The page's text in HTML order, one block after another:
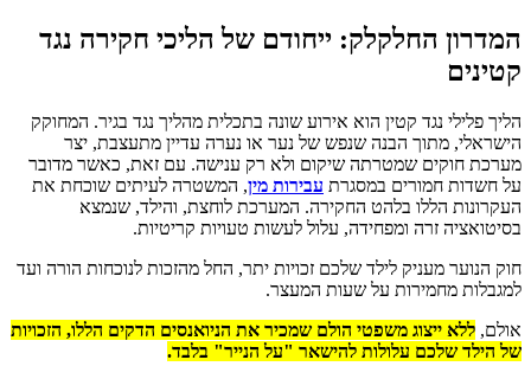
המדרון החלקלק: ייחודם של הליכי חקירה נגד
קטינים
הליך פלילי נגד קטין הוא אירוע שונה בתכלית מהליך נגד בגיר. המחוקק
הישראלי, מתוך הבנה שנפש של נער או נערה עדיין מתעצבת, יצר
מערכת חוקים שמטרתה שיקום ולא רק ענישה. עם זאת, כאשר מדובר
על חשדות חמורים במסגרת עבירות מין, המשטרה לעיתים שוכחת את
העקרונות הללו בלהט החקירה. המערכת לוחצת, והילד, שנמצא
בסיטואציה זרה ומפחידה, עלול לעשות טעויות קריטיות.
חוק הנוער מעניק לילד שלכם זכויות יתר, החל מהזכות לנוכחות הורה ועד
למגבלות מחמירות על שעות המעצר.
אולם, ללא ייצוג משפטי הולם שמכיר את הניואנסים הדקים הללו, הזכויות
של הילד שלכם עלולות להישאר "על הנייר" בלבד.